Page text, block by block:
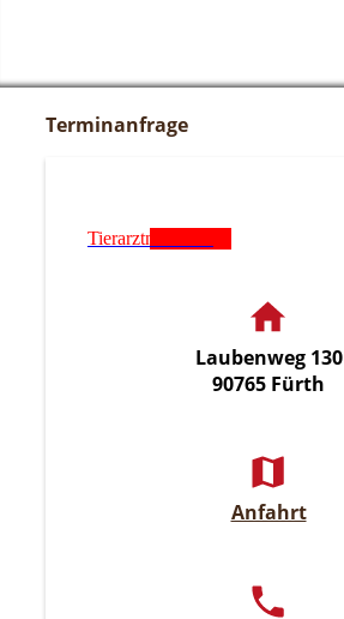
Terminanfrage
Tierarztnotdienst
Laubenweg 130
90765 Fürth
Anfahrt